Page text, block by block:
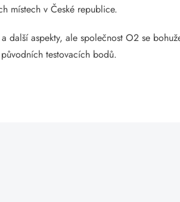
místech v České republice.
aspekty, ale společnost O2 se
testovacích bodů.